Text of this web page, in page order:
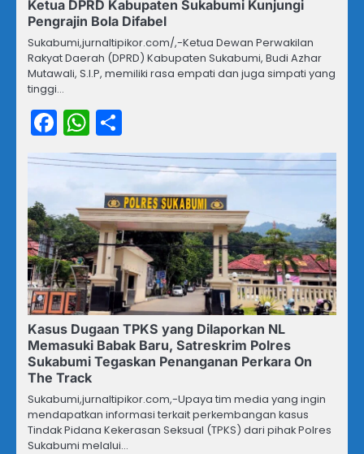
Ketua DPRD Kabupaten Sukabumi Kunjungi
Pengrajin Bola Difabel
Sukabumi,jurnaltipikor.com/,-Ketua Dewan Perwakilan
Rakyat Daerah (DPRD) Kabupaten Sukabumi, Budi Azhar
Mutawali, S.I.P, memiliki rasa empati dan juga simpati yang
tinggi…
Facebook
WhatsApp
Kasus Dugaan TPKS yang Dilaporkan NL
Memasuki Babak Baru, Satreskrim Polres
Sukabumi Tegaskan Penanganan Perkara On
The Track
Sukabumi,jurnaltipikor.com,-​Upaya tim media yang ingin
mendapatkan informasi terkait perkembangan kasus
Tindak Pidana Kekerasan Seksual (TPKS) dari pihak Polres
Sukabumi melalui…